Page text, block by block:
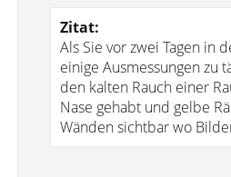
Zitat:
Als Sie vor zwei Tagen in
einige Ausmessungen zu
den kalten Rauch einer
Nase gehabt und gelbe
Wänden sichtbar wo